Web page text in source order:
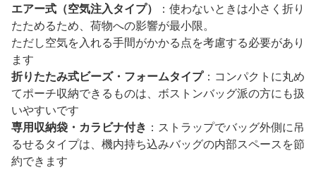
エアー式（空気注入タイプ）
：使わないときは小さく折り
たためるため、荷物への影響が最小限。
ただし空気を入れる手間がかかる点を考慮する必要があり
ます
折りたたみ式ビーズ・フォームタイプ：コンパクトに丸め
てポーチ収納できるものは、ボストンバッグ派の方にも扱
いやすいです
専用収納袋・カラビナ付き ：ストラップでバッグ外側に吊
るせるタイプは、機内持ち込みバッグの内部スペースを節
約できます